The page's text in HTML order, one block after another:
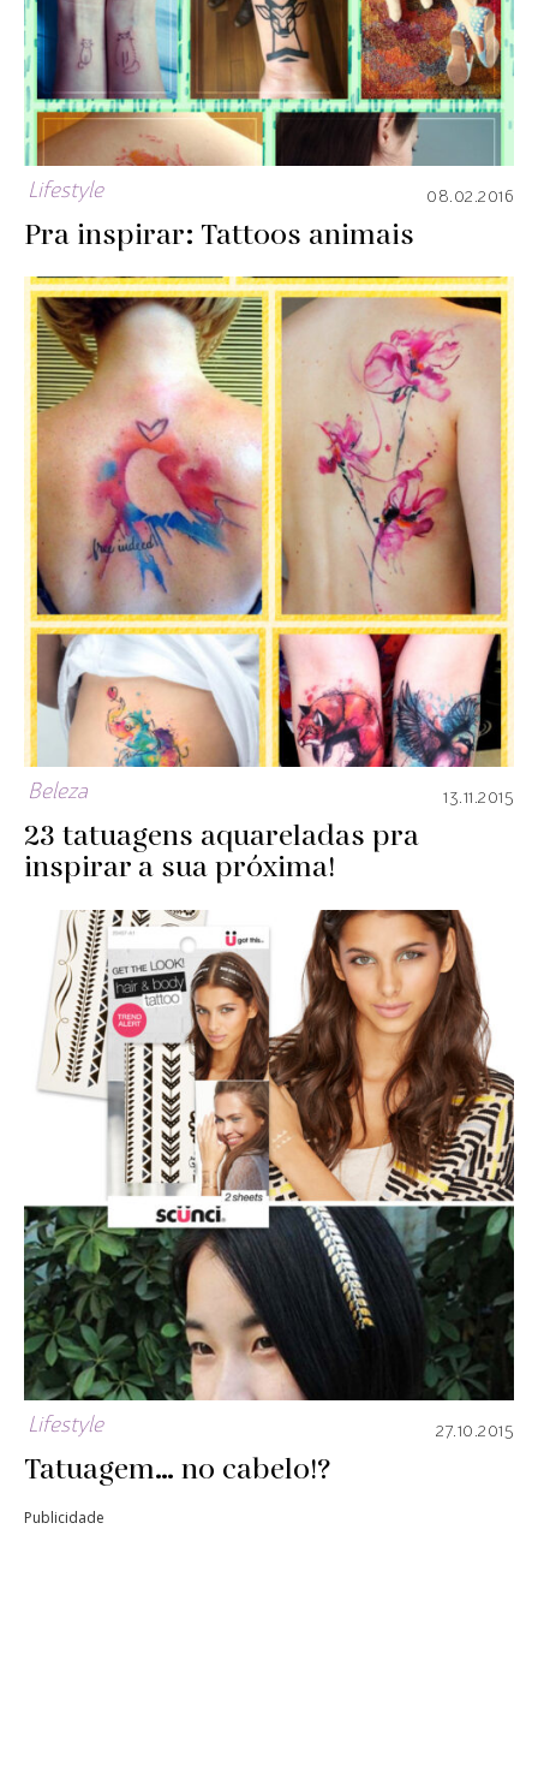
Lifestyle 08.02.2016
Pra inspirar: Tattoos animais
Beleza 13.11.2015
23 tatuagens aquareladas pra
inspirar a sua próxima!
Lifestyle 27.10.2015
Tatuagem… no cabelo!?
Publicidade